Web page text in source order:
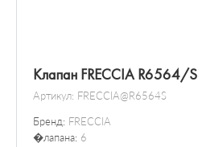
Клапан FRECCIA R6564/S
Артикул: FRECCIA@R6564S
Бренд: FRECCIA
�лапана: 6